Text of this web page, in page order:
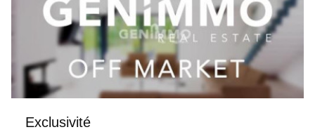
Exclusivité